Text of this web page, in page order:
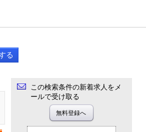
この検索条件の新着求人をメ
ールで受け取る